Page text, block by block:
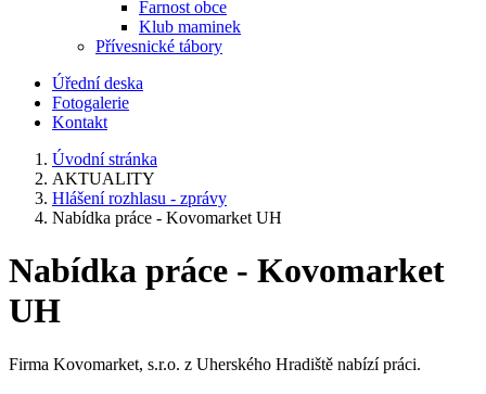
Farnost obce
Klub maminek
Přívesnické tábory
Úřední deska
Fotogalerie
Kontakt
Úvodní stránka
AKTUALITY
Hlášení rozhlasu - zprávy
Nabídka práce - Kovomarket UH
Nabídka práce - Kovomarket
UH
Firma Kovomarket, s.r.o. z Uherského Hradiště nabízí práci.